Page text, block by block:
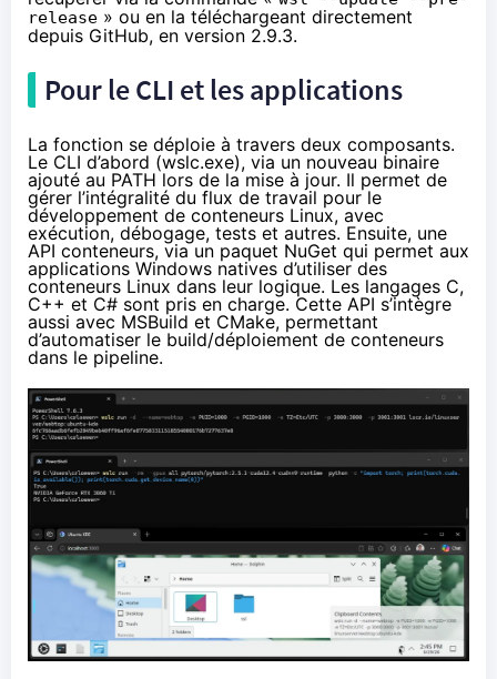
release » ou en la téléchargeant directement
depuis GitHub, en version 2.9.3.
Pour le CLI et les applications
La fonction se déploie à travers deux composants.
Le CLI d’abord (wslc.exe), via un nouveau binaire
ajouté au PATH lors de la mise à jour. Il permet de
gérer l’intégralité du flux de travail pour le
développement de conteneurs Linux, avec
exécution, débogage, tests et autres. Ensuite, une
API conteneurs, via un paquet NuGet qui permet aux
applications Windows natives d’utiliser des
conteneurs Linux dans leur logique. Les langages C,
C++ et C# sont pris en charge. Cette API s’intègre
aussi avec MSBuild et CMake, permettant
d’automatiser le build/déploiement de conteneurs
dans le pipeline.